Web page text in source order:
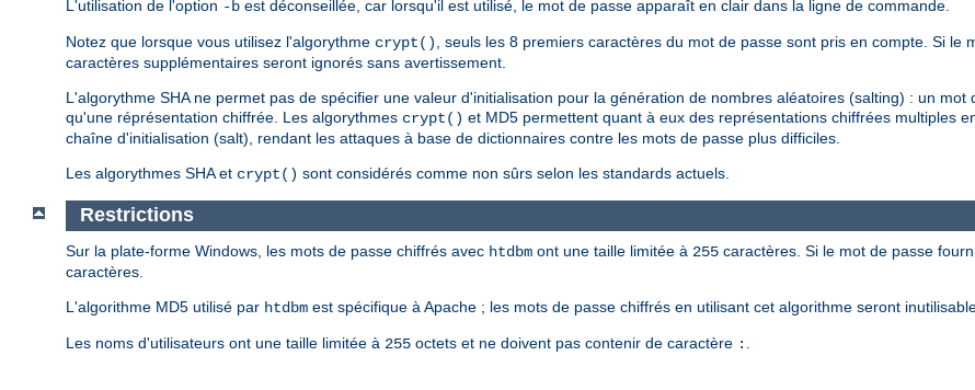
L'utilisation de l'option -b est déconseillée, car lorsqu'il est utilisé, le mot de passe apparaît en clair dans la ligne de commande.
Notez que lorsque vous utilisez l'algorythme crypt()
, seuls les 8 premiers caractères du mot de passe sont pris en compte. Si le
caractères supplémentaires seront ignorés sans avertissement.
L'algorythme SHA ne permet pas de spécifier une valeur d'initialisation pour la génération de nombres aléatoires (salting) : un mot
qu'une réprésentation chiffrée. Les algorythmes crypt() et MD5 permettent quant à eux des représentations chiffrées multiples
chaîne d'initialisation (salt), rendant les attaques à base de dictionnaires contre les mots de passe plus difficiles.
Les algorythmes SHA et crypt() sont considérés comme non sûrs selon les standards actuels.
Restrictions
Sur la plate-forme Windows, les mots de passe chiffrés avec htdbm ont une taille limitée à 255 caractères. Si le mot de passe
caractères.
L'algorithme MD5 utilisé par htdbm est spécifique à Apache ; les mots de passe chiffrés en utilisant cet algorithme seront
Les noms d'utilisateurs ont une taille limitée à 255 octets et ne doivent pas contenir de caractère :